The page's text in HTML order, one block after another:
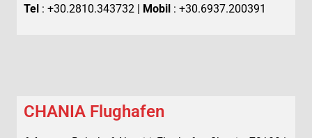
Tel : +30.2810.343732 | Mobil : +30.6937.200391
CHANIA Flughafen